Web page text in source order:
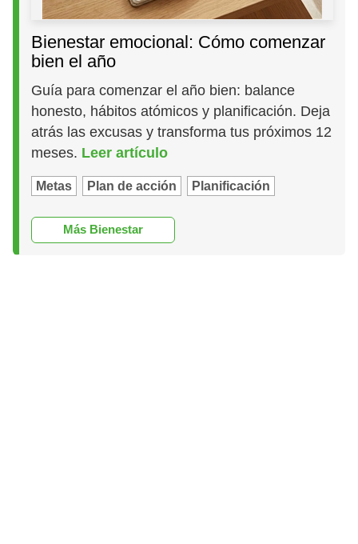
Bienestar emocional: Cómo comenzar
bien el año
Guía para comenzar el año bien: balance
honesto, hábitos atómicos y planificación. Deja
atrás las excusas y transforma tus próximos 12
meses. Leer artículo
Metas Plan de acción Planificación
Más Bienestar